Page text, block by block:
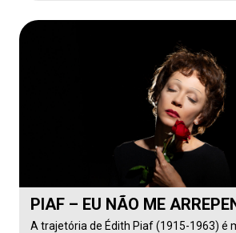
PIAF – EU NÃO ME
A trajetória de Édith Piaf (1915-1963) é